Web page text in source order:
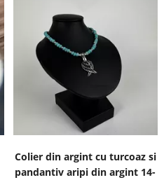
Colier din argint cu turcoaz si
pandantiv aripi din argint 14-